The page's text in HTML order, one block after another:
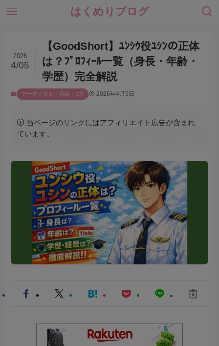
はくめりブログ
【GoodShort】ﾕﾝｼｳ役ﾕｼﾝの正体
は？ﾌﾟﾛﾌｨｰﾙ一覧（身長・年齢・
学歴）完全解説
2026
4/05
アーティスト・番組・CM 2026年4月5日
当ページのリンクにはアフィリエイト広告が含まれ
ています。